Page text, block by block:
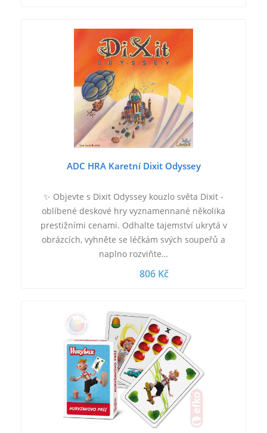
ADC HRA Karetní Dixit Odyssey
✨ Objevte s Dixit Odyssey kouzlo světa Dixit -
oblíbené deskové hry vyznamennané několika
prestižními cenami. Odhalte tajemství ukrytá v
obrázcích, vyhněte se léčkám svých soupeřů a
naplno rozviňte…
806 Kč